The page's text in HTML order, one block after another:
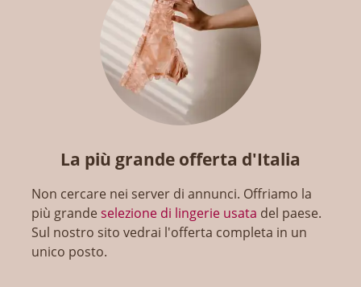
La più grande offerta d'Italia
Non cercare nei server di annunci. Offriamo la
più grandeselezione di lingerie usata del paese.
Sul nostro sito vedrai l'offerta completa in un
unico posto.